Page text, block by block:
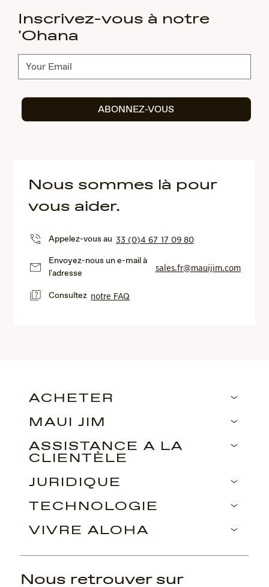
Inscrivez-vous à notre
'Ohana
Abonnez-
vous
ABONNEZ-VOUS
Nous sommes là pour
vous aider.
Appelez-vous au33 (0)4 67 17 09 80
Envoyez-nous un e-mail à
l'adresse
sales.fr@mauijim.com
Consultez notre FAQ
ACHETER
MAUI JIM
ASSISTANCE À LA
CLIENTÈLE
JURIDIQUE
TECHNOLOGIE
VIVRE ALOHA
Nous retrouver sur